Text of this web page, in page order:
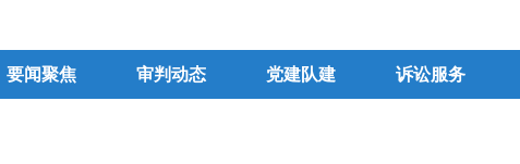
要闻聚焦 审判动态 党建队建 诉讼服务